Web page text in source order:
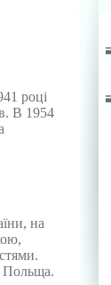
році
В 1954
на
Польща.